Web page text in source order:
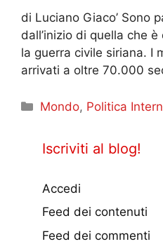
di Luciano Giaco’ Sono
dall’inizio di quella che
la guerra civile siriana. I
arrivati a oltre 70.000
Categorie
Mondo, Politica
Iscriviti al blog!
Accedi
Feed dei contenuti
Feed dei commenti